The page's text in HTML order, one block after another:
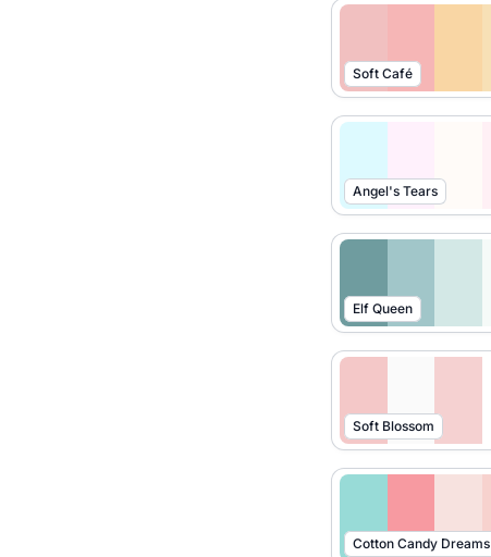
Soft Café
Angel's Tears
Elf Queen
Soft Blossom
Cotton Candy Dreams